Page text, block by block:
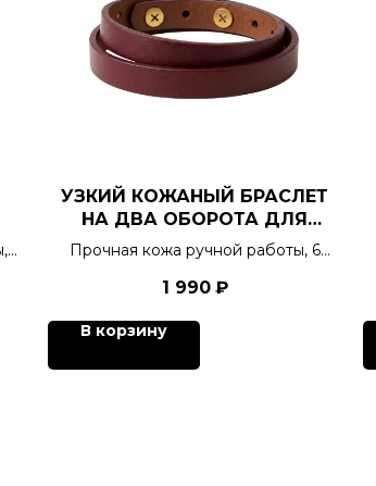
УЗКИЙ КОЖАНЫЙ БРАСЛЕТ
НА ДВА ОБОРОТА ДЛЯ
ШАРМОВ
Прочная кожа ручной работы, 6
1 990 ₽
В корзину